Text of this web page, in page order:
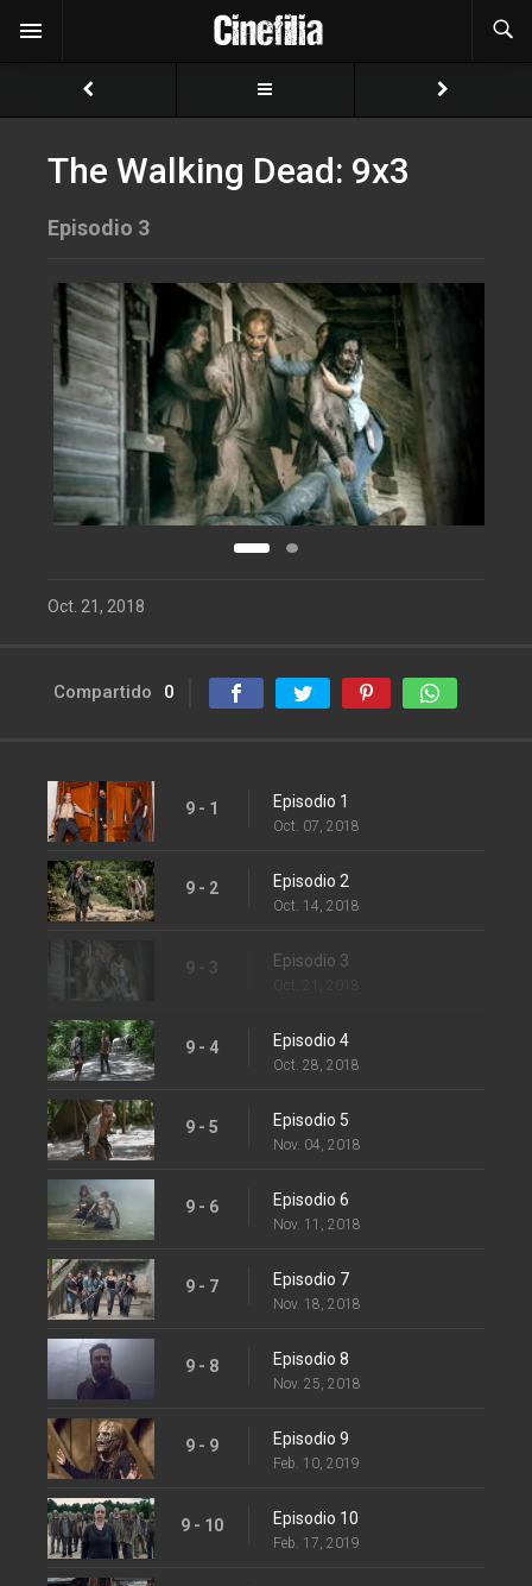
The Walking Dead: 9x3
Episodio 3
Oct. 21, 2018
Compartido 0
9 - 1 Episodio 1
Oct. 07, 2018
9 - 2 Episodio 2
Oct. 14, 2018
9 - 3 Episodio 3
9 - 4 Episodio 4
Oct. 28, 2018
9 - 5 Episodio 5
Nov. 04, 2018
9 - 6 Episodio 6
Nov. 11, 2018
9 - 7 Episodio 7
Nov. 18, 2018
9 - 8 Episodio 8
Nov. 25, 2018
9 - 9 Episodio 9
Feb. 10, 2019
9 - 10 Episodio 10
Feb. 17, 2019